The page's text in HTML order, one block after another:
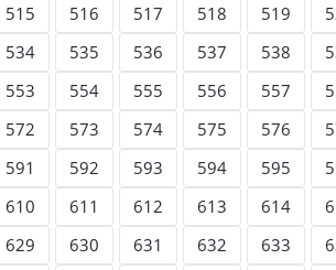
515 516 517 518 519
534 535 536 537 538
553 554 555 556 557
572 573 574 575 576
591 592 593 594 595
610 611 612 613 614
629 630 631 632 633